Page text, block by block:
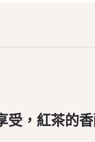
受，紅茶的